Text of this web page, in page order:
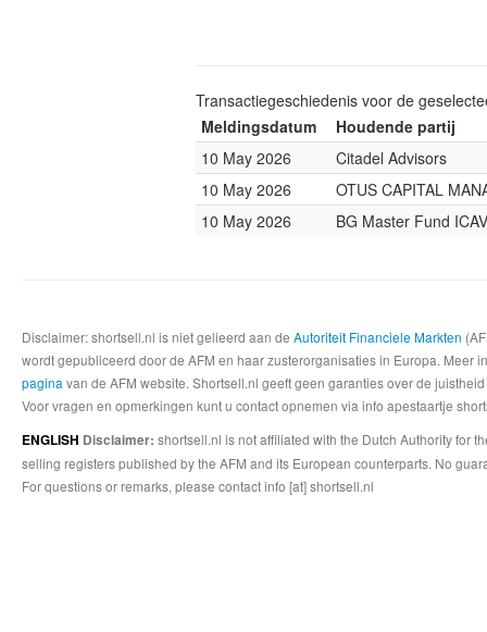
Transactiegeschiedenis voor de
Meldingsdatum
Houdende partij
10 May 2026
Citadel Advisors
10 May 2026
OTUS CAPITAL
10 May 2026
BG Master Fund ICAV
Disclaimer: shortsell.nl is niet gelieerd aan de Autoriteit Financiele Markten
wordt gepubliceerd door de AFM en haar zusterorganisaties in Europa.
pagina van de AFM website. Shortsell.nl geeft geen garanties over de
Voor vragen en opmerkingen kunt u contact opnemen via info apestaartje
ENGLISH Disclaimer: shortsell.nl is not affiliated with the Dutch Authority for
selling registers published by the AFM and its European counterparts. No
For questions or remarks, please contact info [at] shortsell.nl